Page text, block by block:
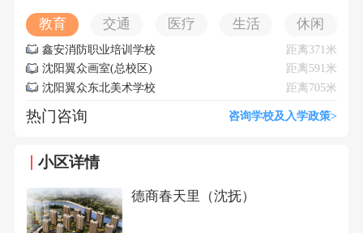
教育 交通 医疗 生活 休闲
鑫安消防职业培训学校
距离371米
沈阳翼众画室(总校区)
距离591米
沈阳翼众东北美术学校
距离705米
热门咨询 咨询学校及入学政策>
小区详情
德商春天里（沈抚）